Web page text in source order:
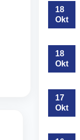
18
Okt
18
Okt
17
Okt